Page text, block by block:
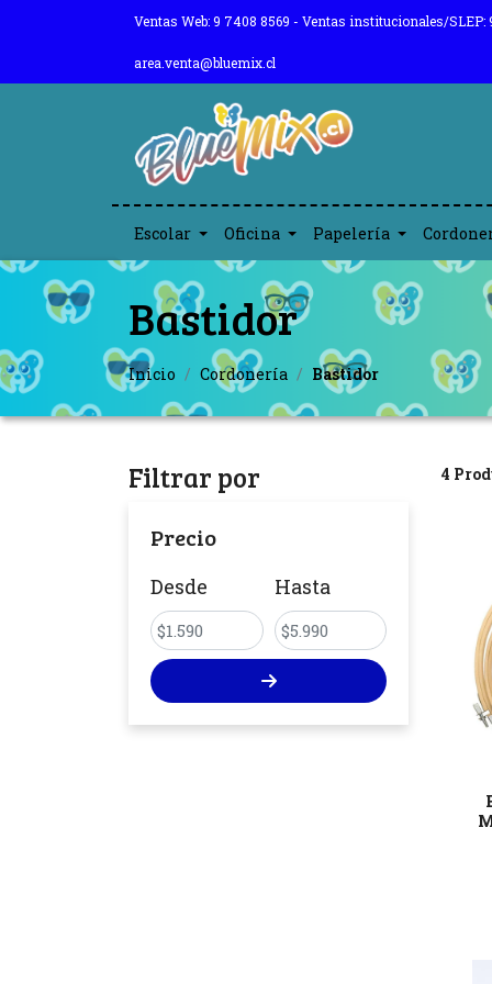
Ventas Web: 9 7408 8569 - Ventas institucionales/SLEP:
area.venta@bluemix.cl
Escolar Oficina Papelería
Bastidor
Inicio Cordonería Bastidor
Filtrar por
Precio
Desde Hasta
4